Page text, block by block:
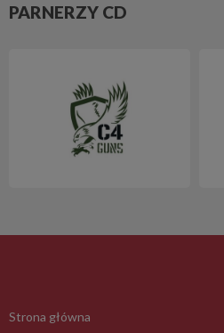
PARNERZY CD
Strona główna